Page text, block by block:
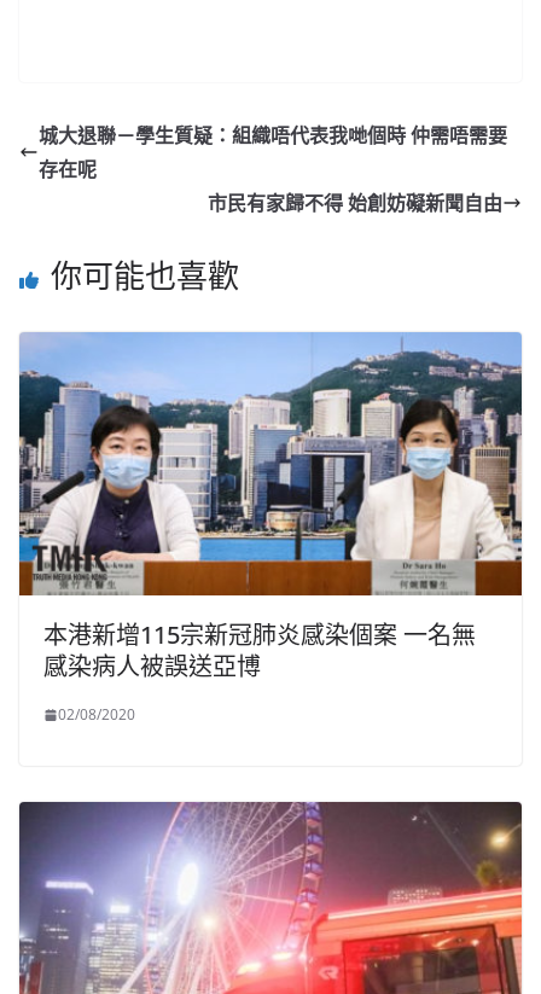
城大退聯－學生質疑：組織唔代表我哋個時 仲需唔需要
存在呢
市民有家歸不得 始創妨礙新聞自由
你可能也喜歡
本港新增115宗新冠肺炎感染個案 一名無
感染病人被誤送亞博
02/08/2020